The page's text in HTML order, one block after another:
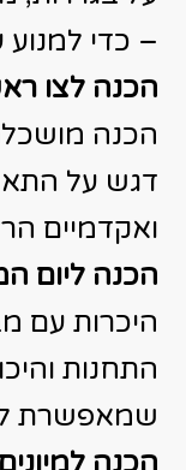
– כדי למנוע
הכנה לצו
הכנה
דגש על
ואקדמיים
הכנה ליום
היכרות עם
התחנות
שמאפשרת